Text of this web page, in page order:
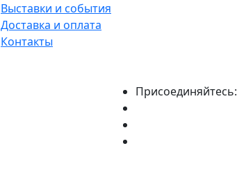
Выставки и события
Доставка и оплата
Контакты
Присоединяйтесь: